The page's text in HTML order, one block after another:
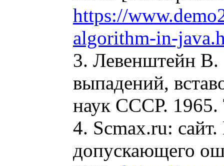
https://
algorithm-in-
3. Левенштейн
выпадений,
наук СССР.
4. Scmax.ru:
допускающего